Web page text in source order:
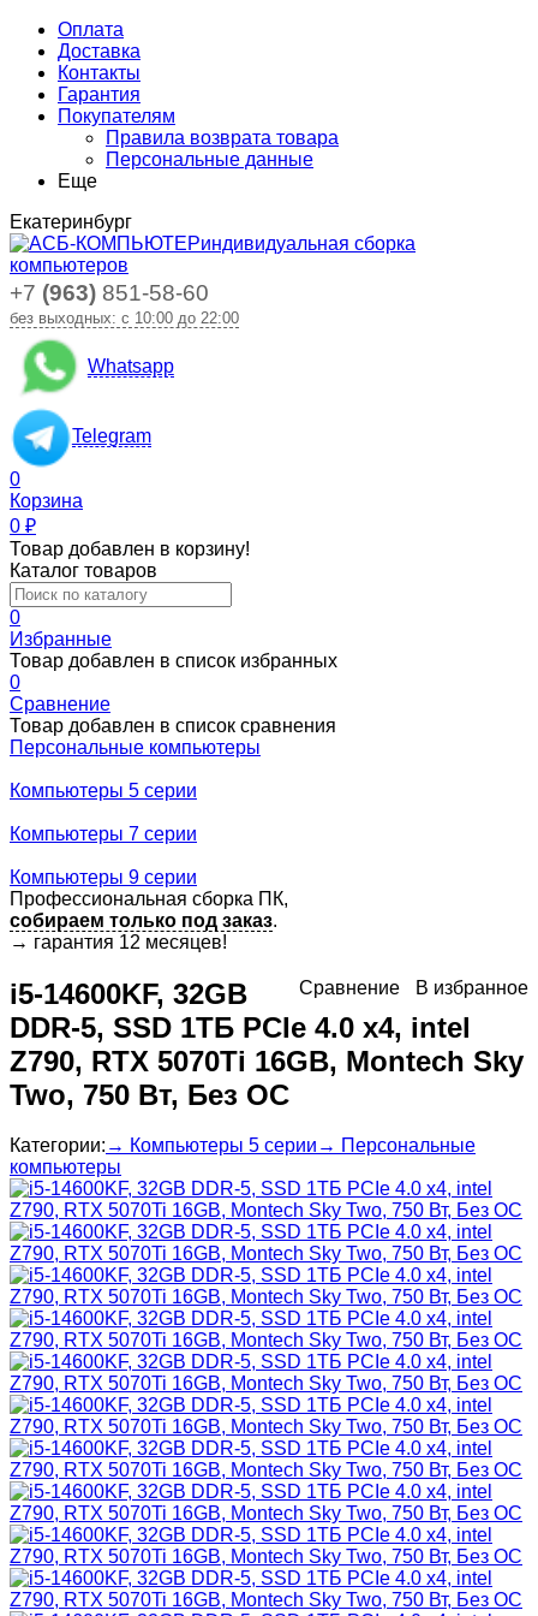
Оплата
Доставка
Контакты
Гарантия
Покупателям
Правила возврата товара
Персональные данные
Еще
Екатеринбург
индивидуальная сборка
компьютеров
+7 (963) 851-58-60
без выходных: с 10:00 до 22:00
Whatsapp
Telegram
0
Корзина
0 ₽
Товар добавлен в корзину!
Каталог товаров
0
Избранные
Товар добавлен в список избранных
0
Сравнение
Товар добавлен в список сравнения
Персональные компьютеры
Компьютеры 5 серии
Компьютеры 7 серии
Компьютеры 9 серии
Профессиональная сборка ПК,
собираем только под заказ.
→ гарантия 12 месяцев!
В избранное
Сравнение
i5-14600KF, 32GB
DDR-5, SSD 1ТБ PCIe 4.0 x4, intel
Z790, RTX 5070Ti 16GB, Montech Sky
Two, 750 Вт, Без ОС
Категории: → Компьютеры 5 серии → Персональные
компьютеры